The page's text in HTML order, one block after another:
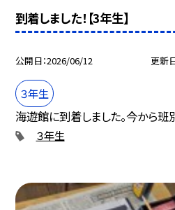
到着しました！【3年生】
公開日 2026/06/12 更新
３年生
海遊館に到着しました。今から班
３年生